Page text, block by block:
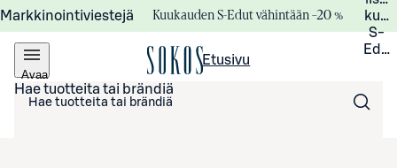
Markkinointiviestejä Kuukauden S-Edut vähintään –20 %
S-
Avaa
valikko
Etusivu
Hae tuotteita tai brändiä